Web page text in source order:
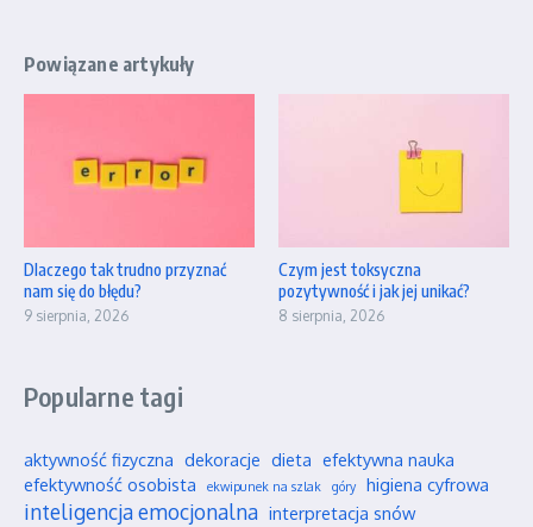
Powiązane artykuły
Dlaczego tak trudno przyznać
nam się do błędu?
9 sierpnia, 2026
Czym jest toksyczna
pozytywność i jak jej unikać?
8 sierpnia, 2026
Popularne tagi
aktywność fizyczna dekoracje dieta efektywna nauka
efektywność osobista
ekwipunek na szlak góry higiena cyfrowa
inteligencja emocjonalna interpretacja snów